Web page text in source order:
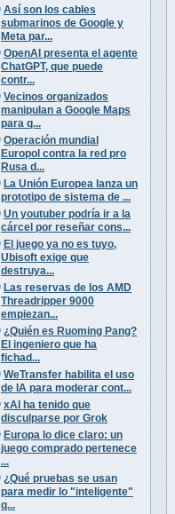
Así son los cables
submarinos de Google y
Meta par...
OpenAI presenta el agente
ChatGPT, que puede
contr...
Vecinos organizados
manipulan a Google Maps
para q...
Operación mundial
Europol contra la red pro
Rusa d...
La Unión Europea lanza un
prototipo de sistema de ...
Un youtuber podría ir a la
cárcel por reseñar cons...
El juego ya no es tuyo,
Ubisoft exige que
destruya...
Las reservas de los AMD
Threadripper 9000
empiezan...
¿Quién es Ruoming Pang?
El ingeniero que ha
fichad...
WeTransfer habilita el uso
de IA para moderar cont...
xAI ha tenido que
disculparse por Grok
Europa lo dice claro: un
juego comprado pertenece
...
¿Qué pruebas se usan
para medir lo "inteligente"
q...